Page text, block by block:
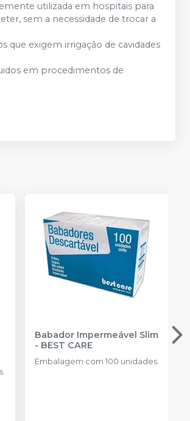
utilizada em hospitais para
sem a necessidade de trocar a
que exigem irrigação de cavidades
em procedimentos de
Babador Impermeável Slim
- BEST CARE
Embalagem com 100 unidades.